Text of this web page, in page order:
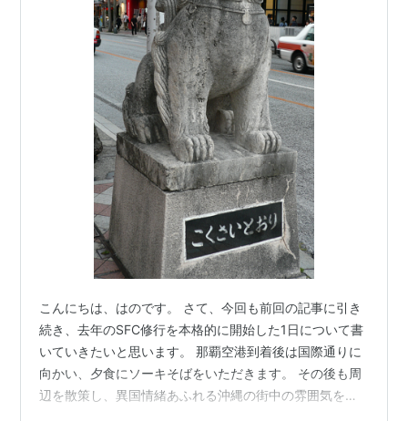
こんにちは、はのです。 さて、今回も前回の記事に引き
続き、去年のSFC修行を本格的に開始した1日について書
いていきたいと思います。 那覇空港到着後は国際通りに
向かい、夕食にソーキそばをいただきます。 その後も周
辺を散策し、異国情緒あふれる沖縄の街中の雰囲気を一